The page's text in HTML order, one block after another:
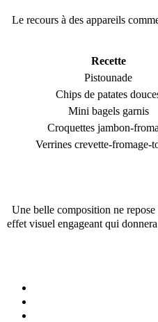
Le recours à des appareils
Recette
Pistounade
Chips de patates
Mini bagels garnis
Croquettes jambon-
Verrines crevette-fromage-
Une belle composition ne
effet visuel engageant qui